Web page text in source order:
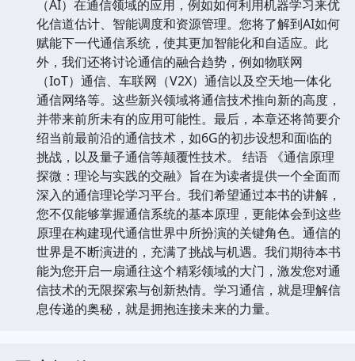
（AI）在通信领域的应用，例如如何利用机器学习来优
化信道估计、智能调度和资源管理。您将了解到AI如何
赋能下一代通信系统，使其更加智能化和自适应。此
外，我们还将讨论通信的融合趋势，例如物联网
（IoT）通信、车联网（V2X）通信以及空天地一体化
通信网络等。这些新兴领域将通信技术推向新的高度，
并带来前所未有的应用可能性。最后，本章还将简要介
绍当前最前沿的通信技术，如6G的初步设想和面临的
挑战，以及量子通信等颠覆性技术。 结语 《通信原理
探微：理论与实践的交融》旨在为读者提供一个全面而
深入的通信理论学习平台。我们希望通过本书的讲解，
您不仅能够掌握通信系统的基本原理，更能体会到这些
原理在构建现代通信世界中所扮演的关键角色。通信的
世界是不断演进的，充满了挑战与机遇。我们期待本书
能为您开启一扇通往这个精彩领域的大门，激发您对通
信技术的无限探索与创新热情。学习通信，就是理解信
息传递的奥秘，就是拥抱连接未来的力量。